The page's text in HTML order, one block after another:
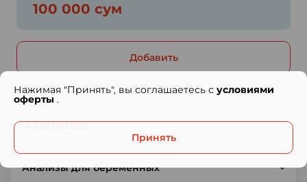
Анализы
Анализы для беременных
100 000 сум
Добавить
Нажимая "Принять", вы соглашаетесь с условиями
оферты .
Принять